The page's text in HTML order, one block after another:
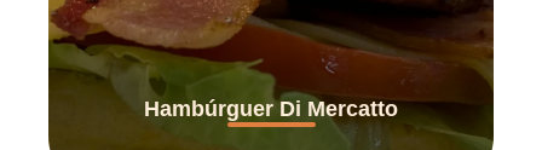
Hambúrguer Di Mercatto